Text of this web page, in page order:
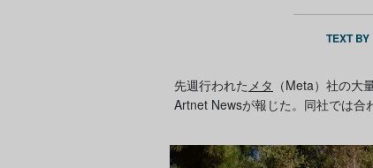
TEXT BY
先週行われた メタ （Meta）社の
Artnet Newsが報じた。同社では合